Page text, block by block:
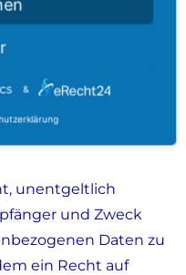
informieren Sie sich
der sozialen
unentgeltlich
und Zweck
Daten zu
ein Recht auf
&